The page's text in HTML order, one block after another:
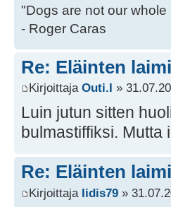
"Dogs are not our
- Roger Caras
Re: Eläinten
Kirjoittaja Outi.I »
Luin jutun sitten
bulmastiffiksi.
Re: Eläinten
Kirjoittaja Iidis79 »